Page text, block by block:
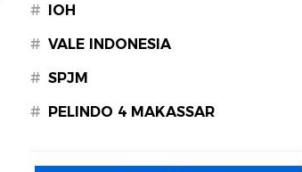
# IOH
# VALE INDONESIA
# SPJM
# PELINDO 4 MAKASSAR